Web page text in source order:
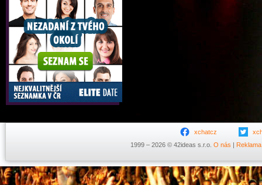
xchatcz
1999 – 2026 © 42ideas s.r.o. O nás | Reklama